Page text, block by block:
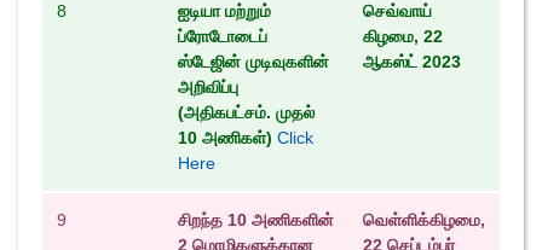
8
ஐடியா மற்றும்
ப்ரோடோடைப்
ஸ்டேஜின் முடிவுகளின்
அறிவிப்பு
(அதிகபட்சம். முதல்
10 அணிகள்) Click
Here
செவ்வாய்
கிழமை, 22
ஆகஸ்ட் 2023
9
சிறந்த 10 அணிகளின்
2 மொழிகளுக்கான
வெள்ளிக்கிழமை,
22 செப்டம்பர்